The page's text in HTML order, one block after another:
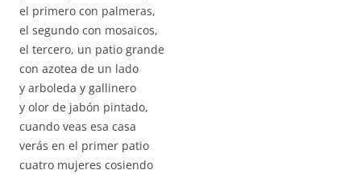
el primero con palmeras,
el segundo con mosaicos,
el tercero, un patio grande
con azotea de un lado
y arboleda y gallinero
y olor de jabón pintado,
cuando veas esa casa
verás en el primer patio
cuatro mujeres cosiendo